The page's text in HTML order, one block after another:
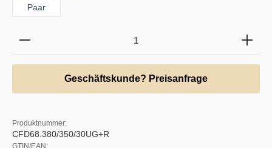
Paar
Produkt Anzahl: Gib den gewünschten Wert ein
Geschäftskunde? Preisanfrage
Produktnummer:
CFD68.380/350/30UG+R
GTIN/EAN: